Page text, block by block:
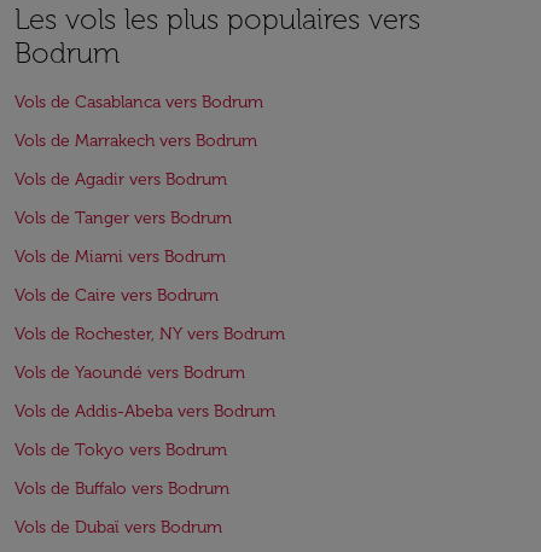
Les vols les plus populaires vers
Bodrum
Vols de Casablanca vers Bodrum
Vols de Marrakech vers Bodrum
Vols de Agadir vers Bodrum
Vols de Tanger vers Bodrum
Vols de Miami vers Bodrum
Vols de Caire vers Bodrum
Vols de Rochester, NY vers Bodrum
Vols de Yaoundé vers Bodrum
Vols de Addis-Abeba vers Bodrum
Vols de Tokyo vers Bodrum
Vols de Buffalo vers Bodrum
Vols de Dubaï vers Bodrum